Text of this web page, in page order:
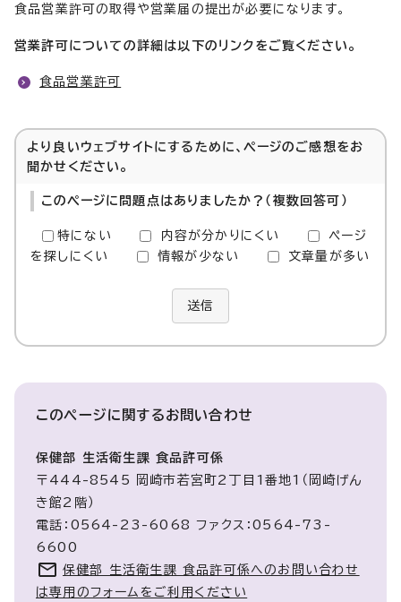
食品営業許可の取得や営業届の提出が必要になります。
営業許可についての詳細は以下のリンクをご覧ください。
食品営業許可
より良いウェブサイトにするために、ページのご感想をお
聞かせください。
このページに問題点はありましたか？（複数回答可）
特にない 内容が分かりにくい
ページ
を探しにくい
情報が少ない 文章量が多い
送信
このページに関するお問い合わせ
保健部 生活衛生課 食品許可係
〒444-8545 岡崎市若宮町2丁目1番地1（岡崎げん
き館2階）
電話：0564-23-6068 ファクス：0564-73-
6600
保健部 生活衛生課 食品許可係へのお問い合わせ
は専用のフォームをご利用ください